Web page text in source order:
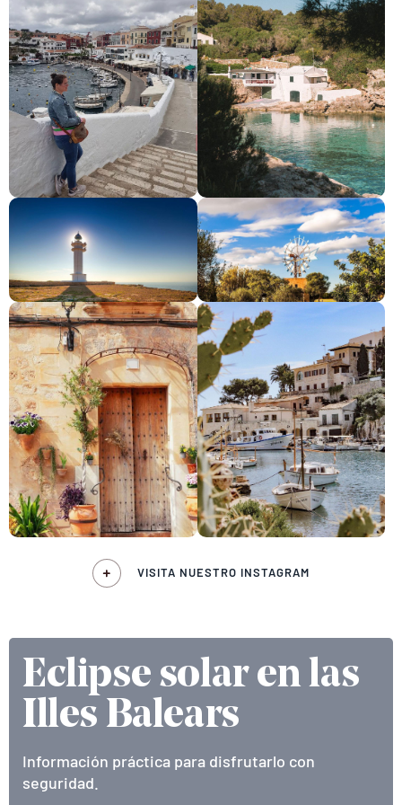
VISITA NUESTRO INSTAGRAM
Eclipse solar en las
Illes Balears
Información práctica para disfrutarlo con
seguridad.